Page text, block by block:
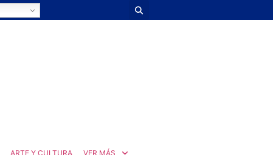
ARTE Y CULTURA VER MÁS